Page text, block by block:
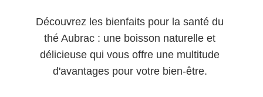
Découvrez les bienfaits pour la santé du
thé Aubrac : une boisson naturelle et
délicieuse qui vous offre une multitude
d'avantages pour votre bien-être.